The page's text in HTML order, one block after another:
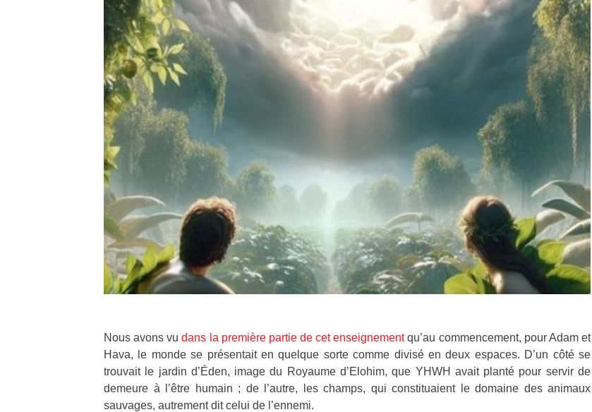
Nous avons vudans la première partie de cet enseignementqu’au commencement, pour Adam et
Hava, le monde se présentait en quelque sorte comme divisé en deux espaces. D’un côté se
trouvait le jardin d’Éden, image du Royaume d’Elohim, que YHWH avait planté pour servir de
demeure à l’être humain ; de l’autre, les champs, qui constituaient le domaine des animaux
sauvages, autrement dit celui de l’ennemi.